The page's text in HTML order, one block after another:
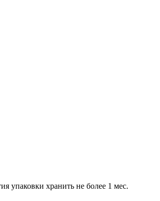
упаковки хранить не более 1 мес.